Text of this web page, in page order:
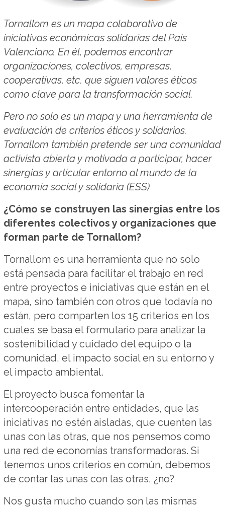
​Tornallom es un mapa colaborativo de
iniciativas económicas solidarias del País
Valenciano. En él, podemos encontrar
organizaciones, colectivos, empresas,
cooperativas, etc. que siguen valores éticos
como clave para la transformación social.
​Pero no solo es un mapa y una herramienta de
evaluación de criterios éticos y solidarios.
Tornallom también pretende ser una comunidad
activista abierta y motivada a participar, hacer
sinergias y articular entorno al mundo de la
economía social y solidaria (ESS)
¿Cómo se construyen las sinergias entre los
diferentes colectivos y organizaciones que
forman parte de Tornallom?
Tornallom es una herramienta que no solo
está pensada para facilitar el trabajo en red
entre proyectos e iniciativas que están en el
mapa, sino también con otros que todavía no
están, pero comparten los 15 criterios en los
cuales se basa el formulario para analizar la
sostenibilidad y cuidado del equipo o la
comunidad, el impacto social en su entorno y
el impacto ambiental.
El proyecto busca fomentar la
intercooperación entre entidades, que las
iniciativas no estén aisladas, que cuenten las
unas con las otras, que nos pensemos como
una red de economías transformadoras. Si
tenemos unos criterios en común, debemos
de contar las unas con las otras, ¿no?
Nos gusta mucho cuando son las mismas